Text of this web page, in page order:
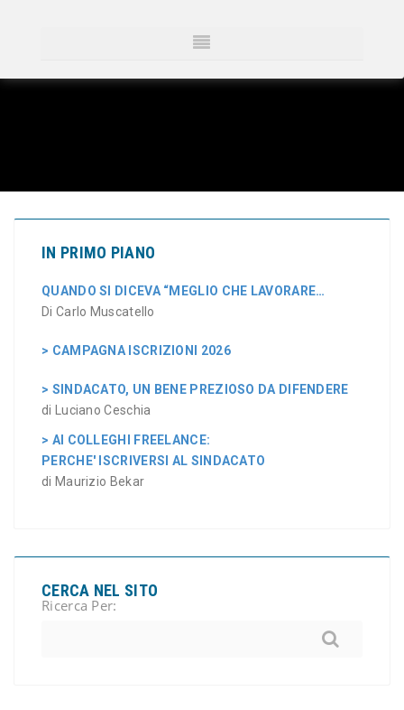
IN PRIMO PIANO
QUANDO SI DICEVA “MEGLIO CHE LAVORARE…
Di Carlo Muscatello
> CAMPAGNA ISCRIZIONI 2026
> SINDACATO, UN BENE PREZIOSO DA DIFENDERE
di Luciano Ceschia
> AI COLLEGHI FREELANCE:
PERCHE' ISCRIVERSI AL SINDACATO
di Maurizio Bekar
CERCA NEL SITO
Ricerca Per: